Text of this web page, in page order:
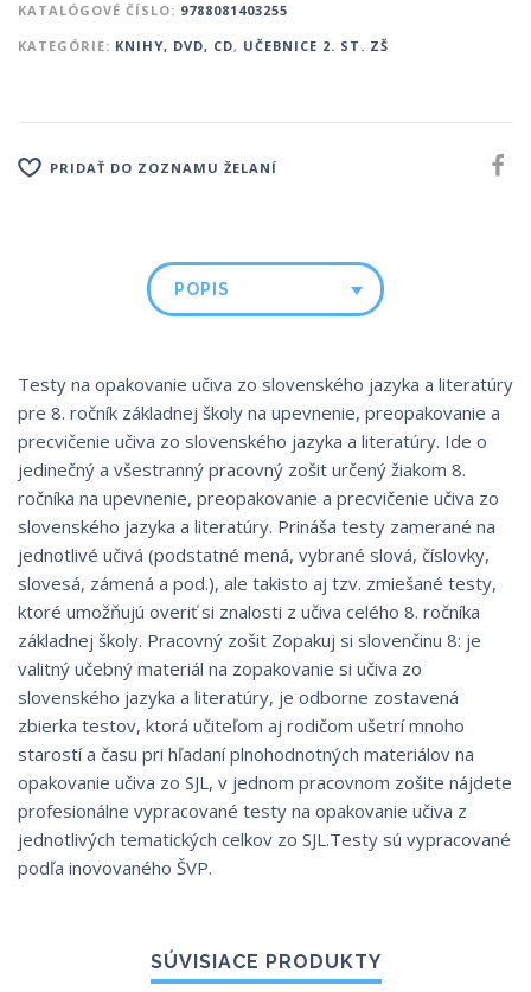
KATALÓGOVÉ ČÍSLO: 9788081403255
KATEGÓRIE: KNIHY, DVD, CD, UČEBNICE 2. ST. ZŠ
PRIDAŤ DO ZOZNAMU ŽELANÍ
POPIS
Testy na opakovanie učiva zo slovenského jazyka a literatúry
pre 8. ročník základnej školy na upevnenie, preopakovanie a
precvičenie učiva zo slovenského jazyka a literatúry. Ide o
jedinečný a všestranný pracovný zošit určený žiakom 8.
ročníka na upevnenie, preopakovanie a precvičenie učiva zo
slovenského jazyka a literatúry. Prináša testy zamerané na
jednotlivé učivá (podstatné mená, vybrané slová, číslovky,
slovesá, zámená a pod.), ale takisto aj tzv. zmiešané testy,
ktoré umožňujú overiť si znalosti z učiva celého 8. ročníka
základnej školy. Pracovný zošit Zopakuj si slovenčinu 8: je
valitný učebný materiál na zopakovanie si učiva zo
slovenského jazyka a literatúry, je odborne zostavená
zbierka testov, ktorá učiteľom aj rodičom ušetrí mnoho
starostí a času pri hľadaní plnohodnotných materiálov na
opakovanie učiva zo SJL, v jednom pracovnom zošite nájdete
profesionálne vypracované testy na opakovanie učiva z
jednotlivých tematických celkov zo SJL.Testy sú vypracované
podľa inovovaného ŠVP.
SÚVISIACE PRODUKTY